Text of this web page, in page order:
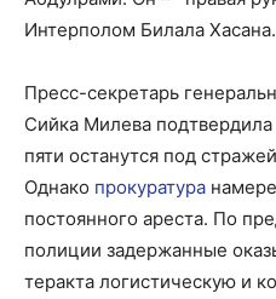
Интерполом Билала Хасана.
Пресс-секретарь
Сийка Милева
пяти останутся под
Однако прокуратура
постоянного ареста. По
полиции задержанные
теракта логистическую и